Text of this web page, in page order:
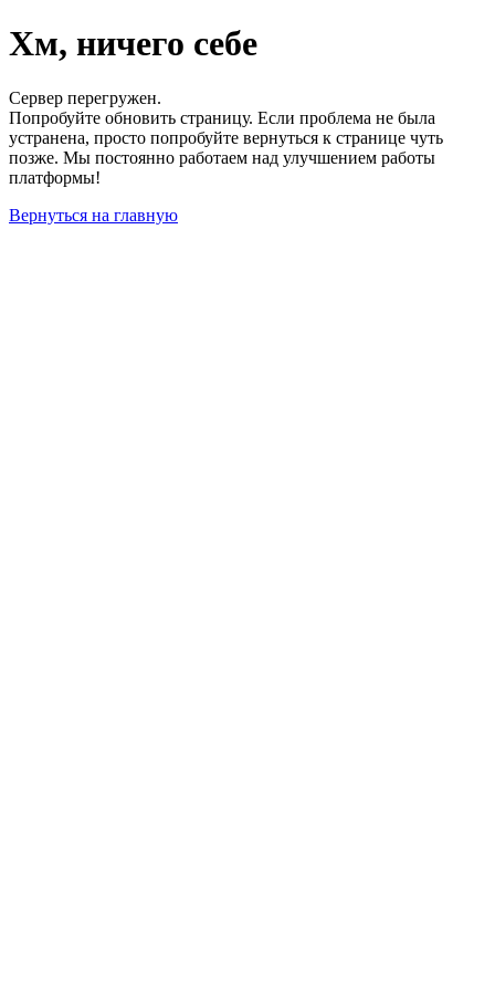
Хм, ничего себе
Сервер перегружен.
Попробуйте обновить страницу. Если проблема не была
устранена, просто попробуйте вернуться к странице чуть
позже. Мы постоянно работаем над улучшением работы
платформы!
Вернуться на главную